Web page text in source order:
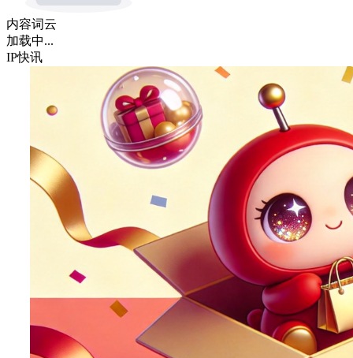
内容词云
加载中...
IP快讯